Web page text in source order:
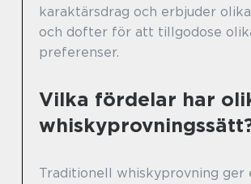
karaktärsdrag och erbjuder
och dofter för att tillgodose
preferenser.
Vilka fördelar har
Traditionell whiskyprovning ger